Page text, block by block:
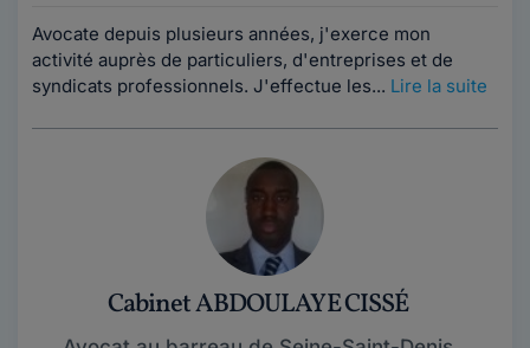
Avocate depuis plusieurs années, j'exerce mon
activité auprès de particuliers, d'entreprises et de
syndicats professionnels. J'effectue les... Lire la suite
Cabinet ABDOULAYE CISSÉ